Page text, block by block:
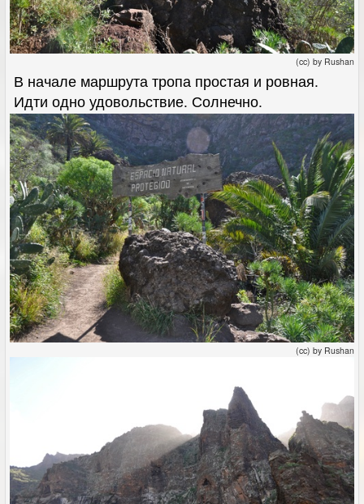
(cc) by Rushan
В начале маршрута тропа простая и ровная.
Идти одно удовольствие. Солнечно.
(cc) by Rushan